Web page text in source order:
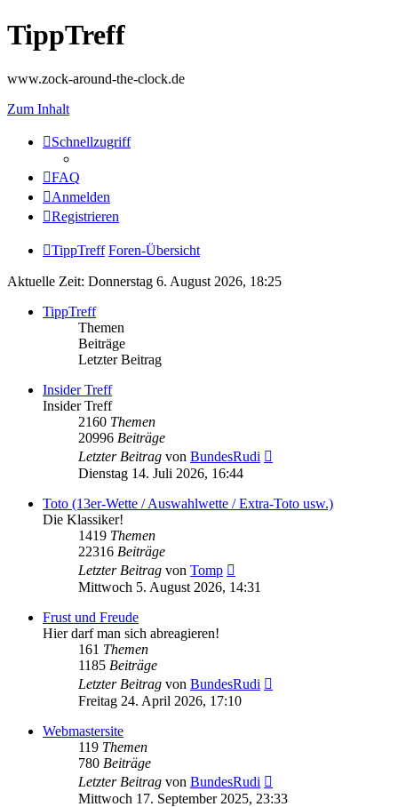
TippTreff
www.zock-around-the-clock.de
Zum Inhalt
Schnellzugriff
FAQ
Anmelden
Registrieren
TippTreff Foren-Übersicht
Aktuelle Zeit: Donnerstag 6. August 2026, 18:25
TippTreff
Themen
Beiträge
Letzter Beitrag
Insider Treff
Insider Treff
2160 Themen
20996 Beiträge
Letzter Beitrag von BundesRudi
Dienstag 14. Juli 2026, 16:44
Toto (13er-Wette / Auswahlwette / Extra-Toto usw.)
Die Klassiker!
1419 Themen
22316 Beiträge
Letzter Beitrag von Tomp
Beitrag
Mittwoch 5. August 2026, 14:31
Frust und Freude
Hier darf man sich abreagieren!
161 Themen
1185 Beiträge
Letzter Beitrag von BundesRudi
Freitag 24. April 2026, 17:10
Webmastersite
119 Themen
780 Beiträge
Letzter Beitrag von BundesRudi
Beitrag
Mittwoch 17. September 2025, 23:33